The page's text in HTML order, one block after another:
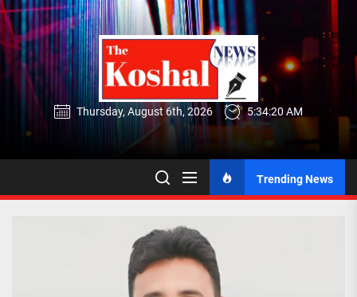
Skip
to
the
content
Thursday, August 6th, 2026 5:34:21 AM
Trending News